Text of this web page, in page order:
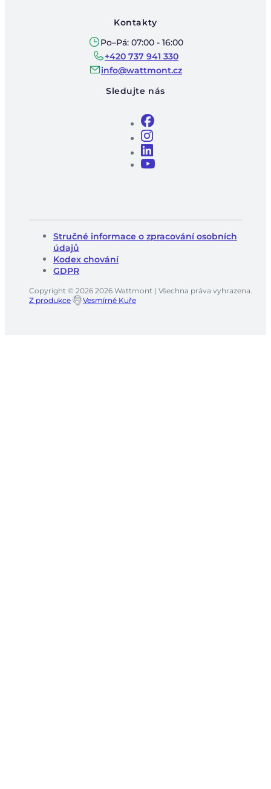
Kontakty
Po–Pá: 07:00 - 16:00
+420 737 941 330
info@wattmont.cz
Sledujte nás
Stručné informace o zpracování osobních
údajů
Kodex chování
GDPR
Copyright © 2026 2026 Wattmont | Všechna práva vyhrazena.
Z produkce
Vesmírné Kuře